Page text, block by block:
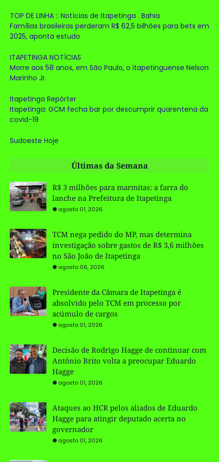
TOP DE LINHA :: Notícias de Itapetinga . Bahia
Famílias brasileiras perderam R$ 62,5 bilhões para bets em
2025, aponta estudo
ITAPETINGA NOTÍCIAS
Morre aos 58 anos, em São Paulo, o itapetinguense Nelson
Marinho Jr.
Itapetinga Repórter
Itapetinga: GCM fecha bar por descumprir quarentena da
covid-19
Sudoeste Hoje
Últimas da Semana
R$ 3 milhões para marmitas: a farra do
lanche na Prefeitura de Itapetinga
agosto 01, 2026
TCM nega pedido do MP, mas determina
investigação sobre gastos de R$ 3,6 milhões
no São João de Itapetinga
agosto 06, 2026
Presidente da Câmara de Itapetinga é
absolvido pelo TCM em processo por
acúmulo de cargos
agosto 01, 2026
Decisão de Rodrigo Hagge de continuar com
Antônio Brito volta a preocupar Eduardo
Hagge
agosto 01, 2026
Ataques ao HCR pelos aliados de Eduardo
Hagge para atingir deputado acerta no
governador
agosto 01, 2026